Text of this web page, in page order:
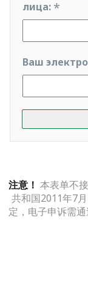
лица: *
Ваш
注意！ 本表单不
共和国2011年7
定，电子申诉需